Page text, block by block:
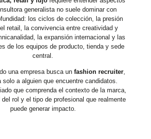
generalista no suele dominar con
los ciclos de colección, la presión
retail, la convivencia entre creatividad y
la expansión internacional y las
de los equipos de producto, tienda y sede
central.
una empresa busca un fashion recruiter,
solo a alguien que encuentre candidatos.
que comprenda el contexto de la marca,
del rol y el tipo de profesional que realmente
puede generar impacto.